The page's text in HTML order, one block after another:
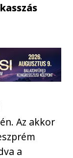
Az akkor
a